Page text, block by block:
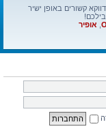
קשורים באופן ישיר
אופיר